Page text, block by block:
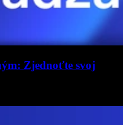
Zjednoťte svoj